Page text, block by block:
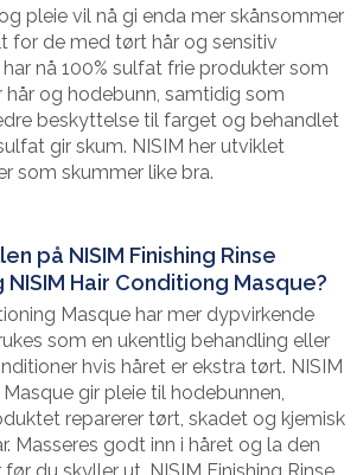
pleie vil nå gi enda mer skånsommer
for de med tørt hår og sensitiv
nå 100% sulfat frie produkter som
hår og hodebunn, samtidig som
beskyttelse til farget og behandlet
gir skum. NISIM her utviklet
som skummer like bra.
på NISIM Finishing Rinse
Hair Conditiong Masque?
Masque har mer dypvirkende
som en ukentlig behandling eller
hvis håret er ekstra tørt. NISIM
gir pleie til hodebunnen,
reparerer tørt, skadet og kjemisk
Masseres godt inn i håret og la den